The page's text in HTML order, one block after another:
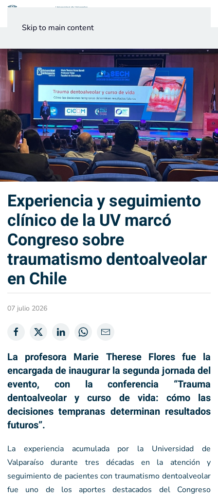
Skip to main content
Experiencia y seguimiento
clínico de la UV marcó
Congreso sobre
traumatismo dentoalveolar
en Chile
07 julio 2026
La profesora Marie Therese Flores fue la
encargada de inaugurar la segunda jornada del
evento, con la conferencia “Trauma
dentoalveolar y curso de vida: cómo las
decisiones tempranas determinan resultados
futuros”.
La experiencia acumulada por la Universidad de
Valparaíso durante tres décadas en la atención y
seguimiento de pacientes con traumatismo dentoalveolar
fue uno de los aportes destacados del Congreso